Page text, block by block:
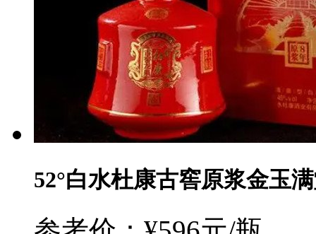
52°白水杜康古窖原浆金玉